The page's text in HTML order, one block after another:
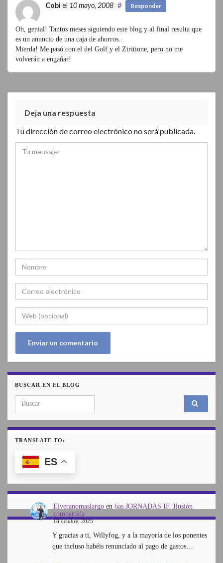
Cobi el 10 mayo, 2008 # Responder
Oh, genial! Tantos meses siguiendo este blog y al final resulta que
es un anuncio de una caja de ahorros..
Mierda! Me pasó con el del Golf y el Ziritione, pero no me
volverán a engañar!
Deja una respuesta
Tu dirección de correo electrónico no será publicada.
BUSCAR EN EL BLOG
Search for:
TRANSLATE TO:
ES
Elveranomaslargoen 6as JORNADAS IF. Ilusión
compartida
18 octubre, 2025
Y gracias a ti, Willyfog, y a la mayoría de los ponentes
que incluso habéis renunciado al pago de gastos…